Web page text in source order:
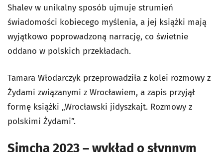
Shalev w unikalny sposób ujmuje strumień
świadomości kobiecego myślenia, a jej książki mają
wyjątkowo poprowadzoną narrację, co świetnie
oddano w polskich przekładach.
Tamara Włodarczyk przeprowadziła z kolei rozmowy z
Żydami związanymi z Wrocławiem, a zapis przyjął
formę książki „Wrocławski jidyszkajt. Rozmowy z
polskimi Żydami”.
Simcha 2023 – wykład o słynnym